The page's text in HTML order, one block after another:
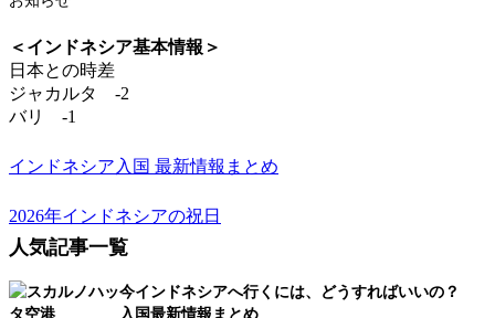
＜インドネシア基本情報＞
日本との時差
ジャカルタ -2
バリ -1
インドネシア入国 最新情報まとめ
2026年インドネシアの祝日
人気記事一覧
今インドネシアへ行くには、どうすればいいの？
入国最新情報まとめ